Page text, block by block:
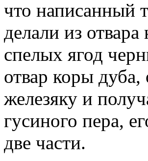
что написанный
делали из
спелых ягод
отвар коры
железяку и
гусиного пера,
две части.